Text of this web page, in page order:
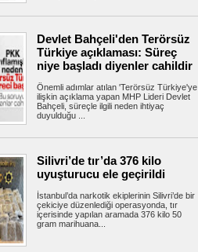
katıldığı düğünde nikah şahidi oldu
MHP Ankara İl Başkanı Alparslan Doğan’ın oğlu
Doğan ile Zehra Çelik,...
Fantezi Lig'i kuruluyor: Ödülü de
"Fantezi Lig" projesini...
Terörsüz Türkiye yasa teklifi,
Adalet Komisyonu'nda kabul edildi
Türkiye sürecinin hukuki altyapısını
amacıyla hazırlanan...
Devlet Bahçeli'den Terörsüz
Türkiye açıklaması: Süreç
niye başladı diyenler cahildir
Önemli adımlar atılan 'Terörsüz Türkiye'ye
ilişkin açıklama yapan MHP Lideri Devlet
Bahçeli, süreçle ilgili neden ihtiyaç
duyulduğu ...
Silivri’de tır’da 376 kilo
uyuşturucu ele geçirildi
İstanbul’da narkotik ekiplerinin Silivri’de bir
çekiciye düzenlediği operasyonda, tır
içerisinde yapılan aramada 376 kilo 50
gram marihuana...